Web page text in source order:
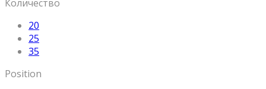
Количество
20
25
35
Position